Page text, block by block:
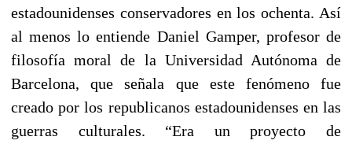
estadounidenses conservadores en los ochenta. Así
al menos lo entiende Daniel Gamper, profesor de
filosofía moral de la Universidad Autónoma de
Barcelona, que señala que este fenómeno fue
creado por los republicanos estadounidenses en las
guerras culturales. “Era un proyecto de